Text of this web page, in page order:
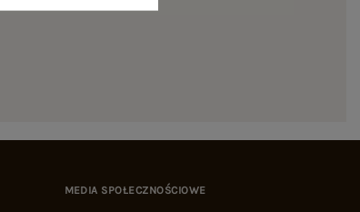
MEDIA SPOŁECZNOŚCIOWE